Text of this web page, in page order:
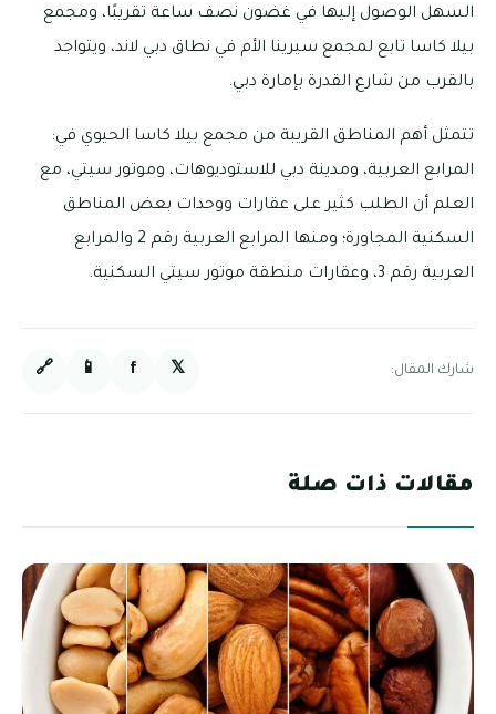
السهل الوصول إليها في غضون نصف ساعة تقريبًا، ومجمع
بيلا كاسا تابع لمجمع سيرينا الأم في نطاق دبي لاند، ويتواجد
بالقرب من شارع القدرة بإمارة دبي.
تتمثل أهم المناطق القريبة من مجمع بيلا كاسا الحيوي في:
المرابع العربية، ومدينة دبي للاستوديوهات، وموتور سيتي، مع
العلم أن الطلب كثير على عقارات ووحدات بعض المناطق
السكنية المجاورة؛ ومنها المرابع العربية رقم 2 والمرابع
العربية رقم 3، وعقارات منطقة موتور سيتي السكنية.
شارك المقال: 𝕏
f
📱
🔗
مقالات ذات صلة